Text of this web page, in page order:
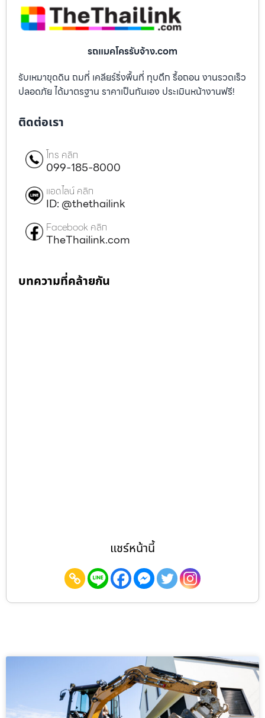
รถแมคโครรับจ้าง.com
รับเหมาขุดดิน ถมที่ เคลียร์ริ่งพื้นที่ ทุบตึก รื้อถอน งานรวดเร็ว
ปลอดภัย ได้มาตรฐาน ราคาเป็นกันเอง ประเมินหน้างานฟรี!
ติดต่อเรา
โทร คลิก
099-185-8000
แอดไลน์ คลิก
ID: @thethailink
Facebook คลิก
TheThailink.com
บทความที่คล้ายกัน
แชร์หน้านี้